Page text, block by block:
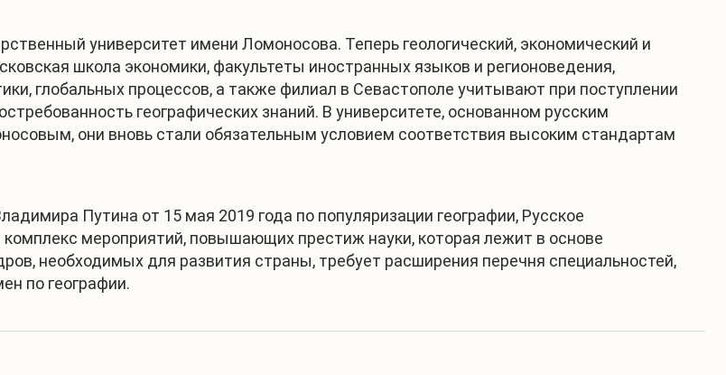
университет имени Ломоносова. Теперь геологический, экономический и
школа экономики, факультеты иностранных языков и регионоведения,
глобальных процессов, а также филиал в Севастополе учитывают при поступлении
географических знаний. В университете, основанном русским
они вновь стали обязательным условием соответствия высоким стандартам
Путина от 15 мая 2019 года по популяризации географии, Русское
мероприятий, повышающих престиж науки, которая лежит в основе
необходимых для развития страны, требует расширения перечня специальностей,
по географии.